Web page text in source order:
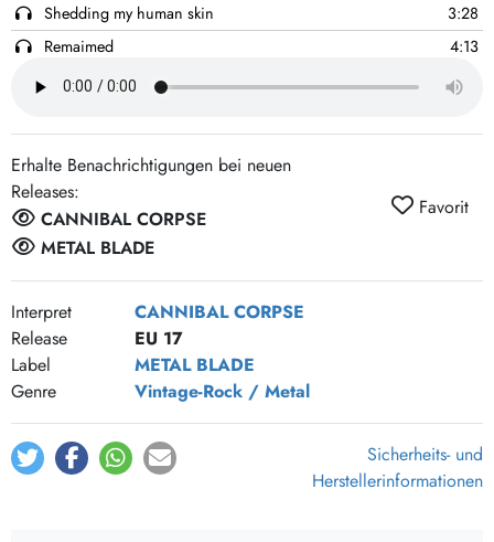
Shedding my human skin
3:28
Remaimed
4:13
Firestorm vengeance
3:43
Scavenger consuming death
In the midst of ruin
3:25
Destroyed without a trace
Hideous ichor
4:33
Erhalte Benachrichtigungen bei neuen
Releases:
CANNIBAL CORPSE
METAL BLADE
Favorit
Interpret
CANNIBAL CORPSE
Release
EU 17
Label
METAL BLADE
Genre
Vintage-Rock / Metal
Sicherheits- und
Herstellerinformationen